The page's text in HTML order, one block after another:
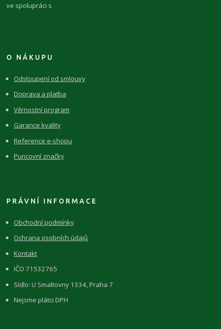
ve spolupráci s
O NÁKUPU
Odstoupení od smlouvy
Doprava a platba
Věrnostní program
Garance kvality
Reference e-shopu
Puncovní značky
PRÁVNÍ INFORMACE
Obchodní podmínky
Ochrana osobních údajů
Kontakt
IČO 71532765
Sídlo: U Smaltovny 1334, Praha 7
Nejsme plátci DPH